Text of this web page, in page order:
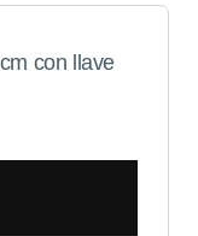
con llave